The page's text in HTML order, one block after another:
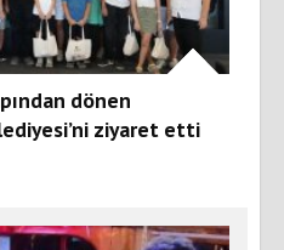
dönen
ziyaret etti